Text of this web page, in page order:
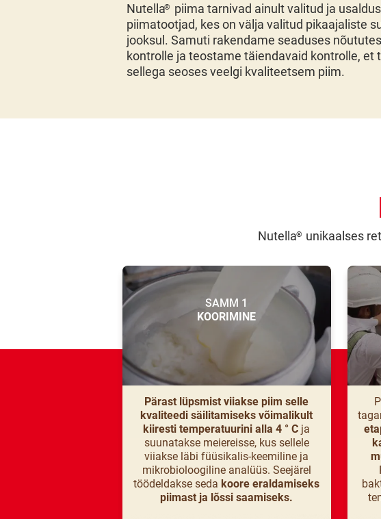
Nutella®
piima tarnivad ainult valitud ja
piimatootjad, kes on välja valitud pikaajaliste
jooksul. Samuti rakendame seaduses
kontrolle ja teostame täiendavaid kontrolle, et
sellega seoses veelgi kvaliteetsem piim.
Nutella® unikaalses
SAMM 1
KOORIMINE
Pärast lüpsmist viiakse piim selle
kvaliteedi säilitamiseks võimalikult
kiiresti temperatuurini alla 4 ° C ja
suunatakse meiereisse, kus sellele
viiakse läbi füüsikalis-keemiline ja
mikrobioloogiline analüüs. Seejärel
töödeldakse seda koore eraldamiseks
piimast ja lõssi saamiseks.